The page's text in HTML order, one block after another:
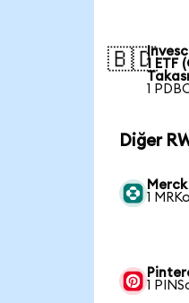
🇧🇩1 ETF
1
Diğer
1
1